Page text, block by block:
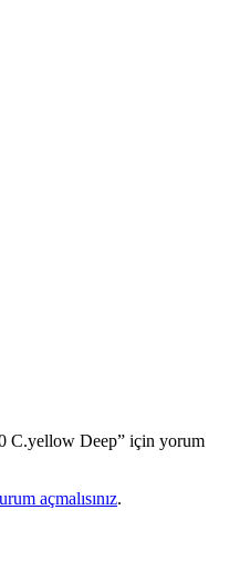
C.yellow Deep” için yorum
açmalısınız.